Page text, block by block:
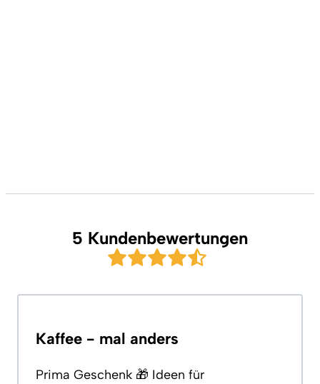
5 Kundenbewertungen
Kaffee - mal anders
Prima Geschenk 🎁 Ideen für